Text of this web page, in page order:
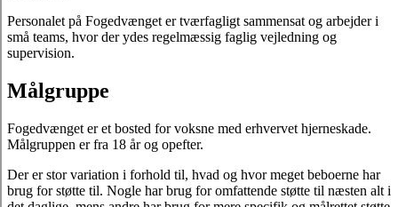
Personalet på Fogedvænget er tværfagligt sammensat og arbejder i
små teams, hvor der ydes regelmæssig faglig vejledning og
supervision.
Målgruppe
Fogedvænget er et bosted for voksne med erhvervet hjerneskade.
Målgruppen er fra 18 år og opefter.
Der er stor variation i forhold til, hvad og hvor meget beboerne har
brug for støtte til. Nogle har brug for omfattende støtte til næsten alt i